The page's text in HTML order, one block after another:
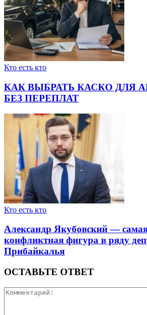
Кто есть кто
КАК ВЫБРАТЬ КАСКО ДЛЯ
БЕЗ ПЕРЕПЛАТ
Кто есть кто
Александр Якубовский —
конфликтная фигура в ряду
Прибайкалья
ОСТАВЬТЕ ОТВЕТ